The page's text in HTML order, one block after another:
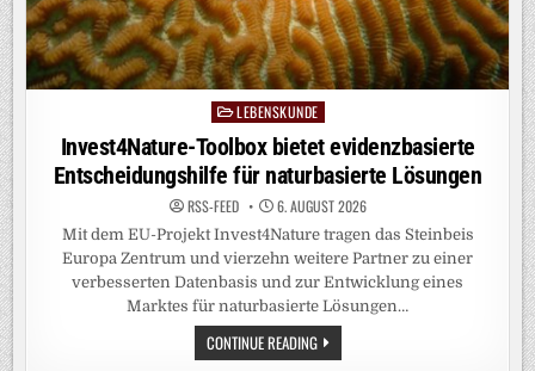
PostedLEBENSKUNDE
Invest4Nature-Toolbox bietet evidenzbasierte
Entscheidungshilfe für naturbasierte Lösungen
RSS-FEED 6. AUGUST 2026
Mit dem EU-Projekt Invest4Nature tragen das Steinbeis
Europa Zentrum und vierzehn weitere Partner zu einer
verbesserten Datenbasis und zur Entwicklung eines
Marktes für naturbasierte Lösungen…
CONTINUE READINGINVEST4NATURE-
TOOLBOX